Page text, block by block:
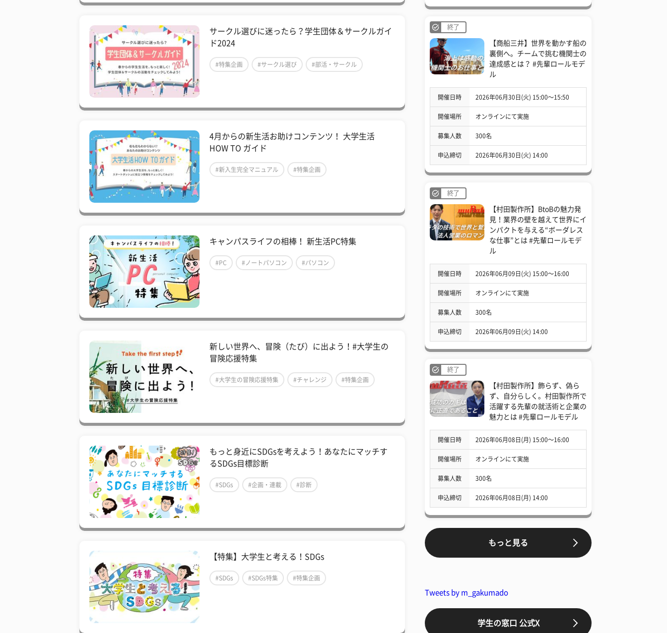
サークル選びに迷ったら？学生団体＆サークルガイ
ド2024
#特集企画 #サークル選び #部活・サークル
4月からの新生活お助けコンテンツ！ 大学生活
HOW TO ガイド
#新入生完全マニュアル #特集企画
キャンパスライフの相棒！ 新生活PC特集
#PC #ノートパソコン #パソコン
新しい世界へ、冒険（たび）に出よう！#大学生の
冒険応援特集
#大学生の冒険応援特集 #チャレンジ #特集企画
もっと身近にSDGsを考えよう！あなたにマッチす
るSDGs目標診断
#SDGs #企画・連載 #診断
【特集】大学生と考える！SDGs
#SDGs #SDGs特集 #特集企画
終了
【商船三井】世界を動かす船の
裏側へ。チームで挑む機関士の
達成感とは？ #先輩ロールモデ
ル
開催日時 2026年06月30日(火) 15:00〜15:50
開催場所 オンラインにて実施
募集人数 300名
申込締切 2026年06月30日(火) 14:00
終了
【村田製作所】BtoBの魅力発
見！業界の壁を越えて世界にイ
ンパクトを与える“ボーダレス
な仕事”とは #先輩ロールモデ
ル
開催日時 2026年06月09日(火) 15:00〜16:00
開催場所 オンラインにて実施
募集人数 300名
申込締切 2026年06月09日(火) 14:00
終了
【村田製作所】飾らず、偽ら
ず、自分らしく。村田製作所で
活躍する先輩の就活術と企業の
魅力とは #先輩ロールモデル
開催日時 2026年06月08日(月) 15:00〜16:00
開催場所 オンラインにて実施
募集人数 300名
申込締切 2026年06月08日(月) 14:00
もっと見る
Tweets by m_gakumado
学生の窓口 公式X